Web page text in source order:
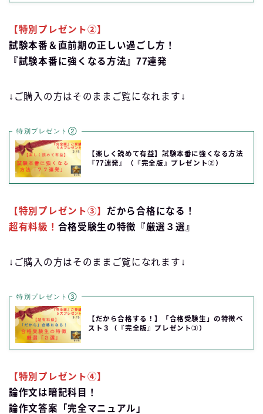
【特別プレゼント②】
試験本番＆直前期の正しい過ごし方！
『試験本番に強くなる方法』77連発
↓ご購入の方はそのままご覧になれます↓
特別プレゼント②
【楽しく読めて有益】試験本番に強くなる方法
『77連発』（『完全版』プレゼント②）
【特別プレゼント③】 だから合格になる！
超有料級！ 合格受験生の特徴『厳選３選』
↓ご購入の方はそのままご覧になれます↓
特別プレゼント③
【だから合格する！】「合格受験生」の特徴ベ
スト３（『完全版』プレゼント③）
【特別プレゼント④】
論作文は暗記科目！
論作文答案「完全マニュアル」